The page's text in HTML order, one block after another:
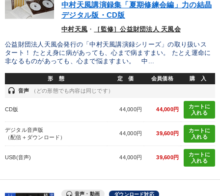
中村天風講演録集「夏期修練会編」力の結晶
デジタル版・CD版
中村天風 ・ ［監修］公益財団法人 天風会
公益財団法人天風会発行の「中村天風講演録シリーズ」の取り扱いス
タート！ たとえ身に病があっても、心まで病ますまい。 たとえ運命に
非なるものがあっても、心まで悩ますまい。 中...
形 態 定 価 会員価格 購 入
headset 音声 （どの形態でも内容は同じです）
CD版 44,000円 44,000円
カートに
入れる
デジタル音声版
（配信＋ダウンロード）
44,000円 39,600円
カートに
入れる
USB(音声) 44,000円 39,600円
カートに
入れる
音声・動画 ダウンロード対応